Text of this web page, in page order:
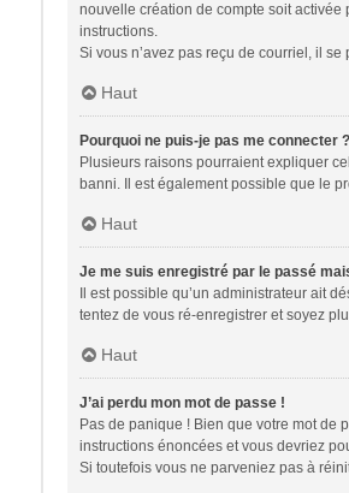
nouvelle création de compte soit activée
instructions.
Si vous n’avez pas reçu de courriel, il
Haut
Pourquoi ne puis-je pas me connecter ?
Plusieurs raisons pourraient expliquer
banni. Il est également possible que le
Haut
Je me suis enregistré par le passé
Il est possible qu’un administrateur ait
tentez de vous ré-enregistrer et soyez
Haut
J’ai perdu mon mot de passe !
Pas de panique ! Bien que votre mot de
instructions énoncées et vous devriez
Si toutefois vous ne parveniez pas à